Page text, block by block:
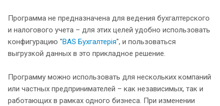
Программа не предназначена для ведения бухгалтерского
и налогового учета – для этих целей удобно использовать
конфигурацию "BAS Бухгалтерія", и пользоваться
выгрузкой данных в это прикладное решение.
Программу можно использовать для нескольких компаний
или частных предпринимателей – как независимых, так и
работающих в рамках одного бизнеса. При изменении